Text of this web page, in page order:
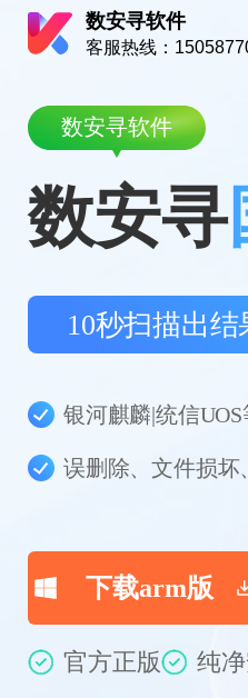
数安寻软件
客服热线：
数安寻
数安寻软件
10秒扫描出
银河麒麟|统信
误删除、文件损坏
下载arm版
官方正版 纯